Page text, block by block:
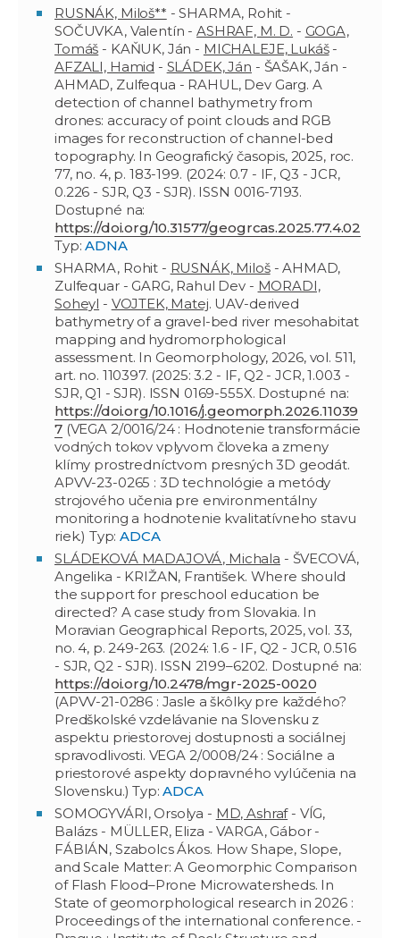
RUSNÁK, Miloš** - SHARMA, Rohit -
SOČUVKA, Valentín - ASHRAF, M. D. - GOGA,
Tomáš - KAŇUK, Ján - MICHALEJE, Lukáš-
AFZALI, Hamid - SLÁDEK, Ján - ŠAŠAK, Ján -
AHMAD, Zulfequa - RAHUL, Dev Garg. A
detection of channel bathymetry from
drones: accuracy of point clouds and RGB
images for reconstruction of channel-bed
topography. In Geografický časopis, 2025, roc.
77, no. 4, p. 183-199. (2024: 0.7 - IF, Q3 - JCR,
0.226 - SJR, Q3 - SJR). ISSN 0016-7193.
Dostupné na:
https://doi.org/10.31577/geogrcas.2025.77.4.02
Typ:ADNA
SHARMA, Rohit - RUSNÁK, Miloš- AHMAD,
Zulfequar - GARG, Rahul Dev - MORADI,
Soheyl - VOJTEK, Matej. UAV-derived
bathymetry of a gravel-bed river mesohabitat
mapping and hydromorphological
assessment. In Geomorphology, 2026, vol. 511,
art. no. 110397. (2025: 3.2 - IF, Q2 - JCR, 1.003 -
SJR, Q1 - SJR). ISSN 0169-555X. Dostupné na:
https://doi.org/10.1016/j.geomorph.2026.11039
7(VEGA 2/0016/24 : Hodnotenie transformácie
vodných tokov vplyvom človeka a zmeny
klímy prostredníctvom presných 3D geodát.
APVV-23-0265 : 3D technológie a metódy
strojového učenia pre environmentálny
monitoring a hodnotenie kvalitatívneho stavu
riek.) Typ:ADCA
SLÁDEKOVÁ MADAJOVÁ, Michala - ŠVECOVÁ,
Angelika - KRIŽAN, František. Where should
the support for preschool education be
directed? A case study from Slovakia. In
Moravian Geographical Reports, 2025, vol. 33,
no. 4, p. 249-263. (2024: 1.6 - IF, Q2 - JCR, 0.516
- SJR, Q2 - SJR). ISSN 2199–6202. Dostupné na:
https://doi.org/10.2478/mgr-2025-0020
(APVV-21-0286 : Jasle a škôlky pre každého?
Predškolské vzdelávanie na Slovensku z
aspektu priestorovej dostupnosti a sociálnej
spravodlivosti. VEGA 2/0008/24 : Sociálne a
priestorové aspekty dopravného vylúčenia na
Slovensku.) Typ:ADCA
SOMOGYVÁRI, Orsolya - MD, Ashraf- VÍG,
Balázs - MÜLLER, Eliza - VARGA, Gábor -
FÁBIÁN, Szabolcs Ákos. How Shape, Slope,
and Scale Matter: A Geomorphic Comparison
of Flash Flood–Prone Microwatersheds. In
State of geomorphological research in 2026 :
Proceedings of the international conference. -